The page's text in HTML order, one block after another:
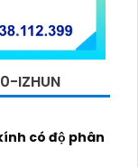
IZHUN
có độ phân